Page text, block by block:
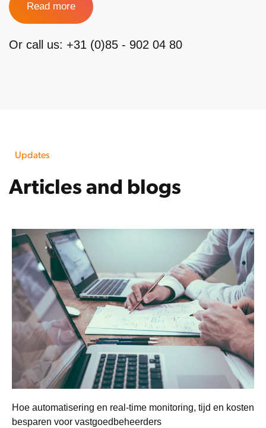
Read more
Or call us: +31 (0)85 - 902 04 80
Updates
Articles and blogs
Hoe automatisering en real-time monitoring, tijd en kosten
besparen voor vastgoedbeheerders